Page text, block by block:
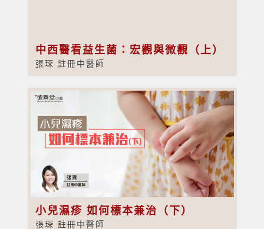
中西醫看益生菌：宏觀與微觀（上）
張琛 註冊中醫師
小兒濕疹 如何標本兼治（下）
張琛 註冊中醫師